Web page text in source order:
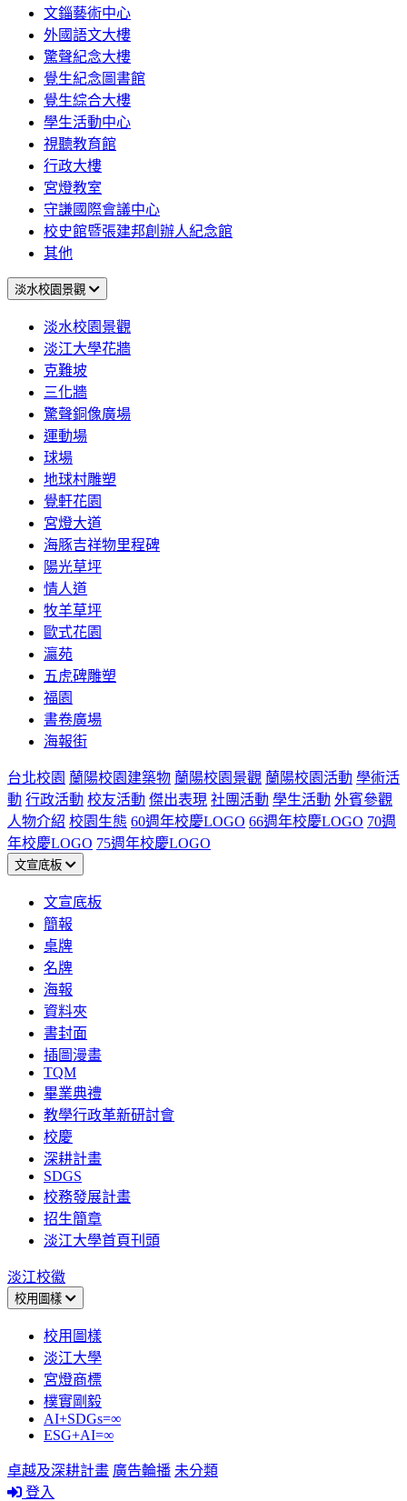
文錙藝術中心
外國語文大樓
驚聲紀念大樓
覺生紀念圖書館
覺生綜合大樓
學生活動中心
視聽教育館
行政大樓
宮燈教室
守謙國際會議中心
校史館暨張建邦創辦人紀念館
其他
淡水校園景觀
淡水校園景觀
淡江大學花牆
克難坡
三化牆
驚聲銅像廣場
運動場
球場
地球村雕塑
覺軒花園
宮燈大道
海豚吉祥物里程碑
陽光草坪
情人道
牧羊草坪
歐式花園
瀛苑
五虎碑雕塑
福園
書卷廣場
海報街
台北校園 蘭陽校園建築物 蘭陽校園景觀 蘭陽校園活動 學術活
動 行政活動 校友活動 傑出表現 社團活動 學生活動 外賓參觀
人物介紹 校園生態 60週年校慶LOGO 66週年校慶LOGO 70週
年校慶LOGO 75週年校慶LOGO
文宣底板
文宣底板
簡報
桌牌
名牌
海報
資料夾
書封面
插圖漫畫
TQM
畢業典禮
教學行政革新研討會
校慶
深耕計畫
SDGS
校務發展計畫
招生簡章
淡江大學首頁刊頭
淡江校徽
校用圖樣
校用圖樣
淡江大學
宮燈商標
樸實剛毅
AI+SDGs=∞
ESG+AI=∞
卓越及深耕計畫 廣告輪播 未分類
登入